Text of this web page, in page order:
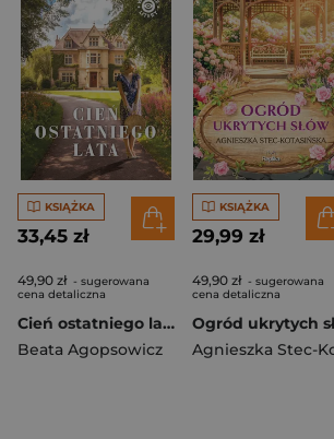
KSIĄŻKA
33,45 zł
49,90 zł - sugerowana
cena detaliczna
Cień ostatniego lata (większe lietry)
Beata Agopsowicz
KSIĄŻKA
29,99 zł
49,90 zł - sugerowana
cena detaliczna